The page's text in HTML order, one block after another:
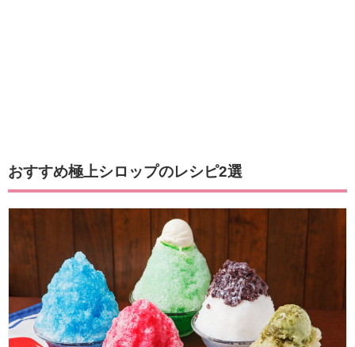
おすすめ極上シロップのレシピ2選